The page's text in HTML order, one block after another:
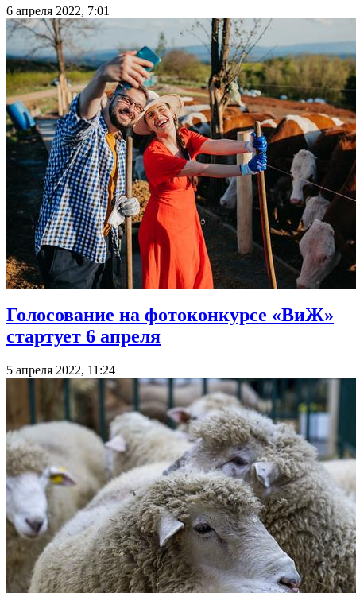
6 апреля 2022, 7:01
Голосование на фотоконкурсе «ВиЖ»
стартует 6 апреля
5 апреля 2022, 11:24